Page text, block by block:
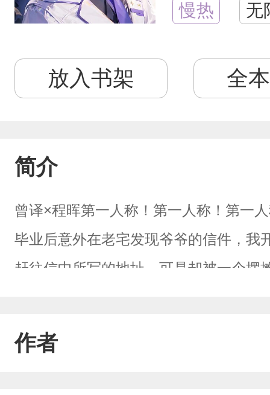
慢热 无
放入书架 全
简介
曾译×程晖第一人称！第一人称！第一
毕业后意外在老宅发现爷爷的信件，我
赶往信中所写的地址，可是却被一个摆
里我发现了爷爷存在过的痕迹，但是却
作者